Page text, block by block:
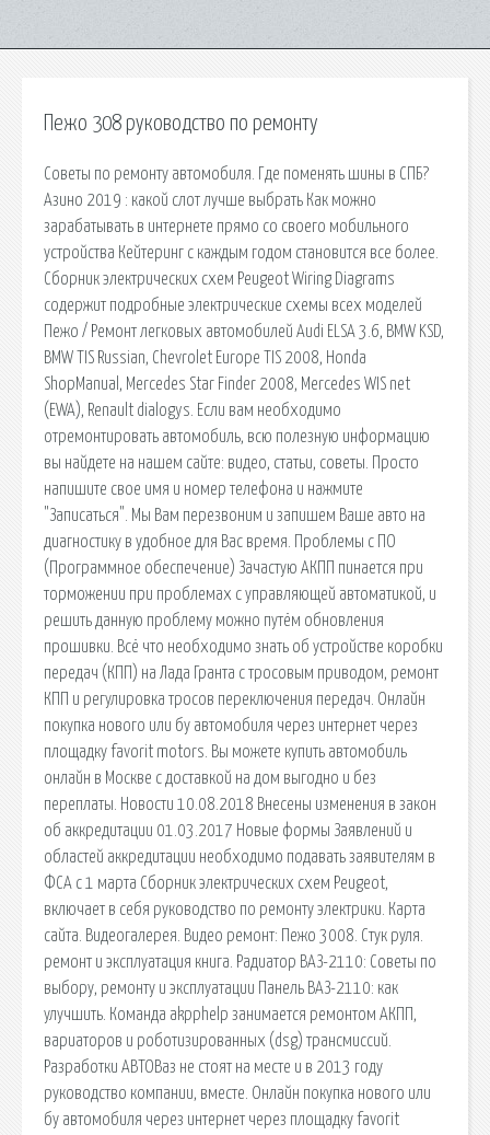
Пежо 308 руководство по ремонту
Советы по ремонту автомобиля. Где поменять шины в СПБ?
Азино 2019 : какой слот лучше выбрать Как можно
зарабатывать в интернете прямо со своего мобильного
устройства Кейтеринг с каждым годом становится все более.
Сборник электрических схем Peugeot Wiring Diagrams
содержит подробные электрические схемы всех моделей
Пежо / Ремонт легковых автомобилей Audi ELSA 3.6, BMW KSD,
BMW TIS Russian, Chevrolet Europe TIS 2008, Honda
ShopManual, Mercedes Star Finder 2008, Mercedes WIS net
(EWA), Renault dialogys. Если вам необходимо
отремонтировать автомобиль, всю полезную информацию
вы найдете на нашем сайте: видео, статьи, советы. Просто
напишите свое имя и номер телефона и нажмите
"Записаться". Мы Вам перезвоним и запишем Ваше авто на
диагностику в удобное для Вас время. Проблемы с ПО
(Программное обеспечение) Зачастую АКПП пинается при
торможении при проблемах с управляющей автоматикой, и
решить данную проблему можно путём обновления
прошивки. Всё что необходимо знать об устройстве коробки
передач (КПП) на Лада Гранта с тросовым приводом, ремонт
КПП и регулировка тросов переключения передач. Онлайн
покупка нового или бу автомобиля через интернет через
площадку favorit motors. Вы можете купить автомобиль
онлайн в Москве с доставкой на дом выгодно и без
переплаты. Новости 10.08.2018 Внесены изменения в закон
об аккредитации 01.03.2017 Новые формы Заявлений и
областей аккредитации необходимо подавать заявителям в
ФСА с 1 марта Cборник электрических схем Peugeot,
включает в себя руководство по ремонту электрики. Карта
сайта. Видеогалерея. Видео ремонт: Пежо 3008. Стук руля.
ремонт и эксплуатация книга. Радиатор ВАЗ-2110: Советы по
выбору, ремонту и эксплуатации Панель ВАЗ-2110: как
улучшить. Команда akpphelp занимается ремонтом АКПП,
вариаторов и роботизированных (dsg) трансмиссий.
Разработки АВТОВаз не стоят на месте и в 2013 году
руководство компании, вместе. Онлайн покупка нового или
бу автомобиля через интернет через площадку favorit